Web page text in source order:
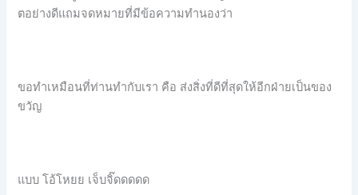
ตอย่างดีแถมจดหมายที่มีข้อความทำนองว่า
ขอทำเหมือนที่ท่านทำกับเรา คือ ส่งสิ่งที่ดีที่สุดให้อีกฝ่ายเป็นของ
ขวัญ
แบบ โอ้โหยย เจ็บจิ๊ดดดดด